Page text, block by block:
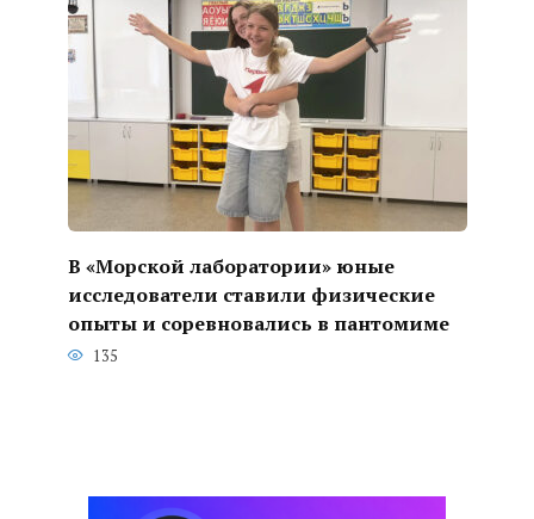
В «Морской лаборатории» юные
исследователи ставили физические
опыты и соревновались в пантомиме
135